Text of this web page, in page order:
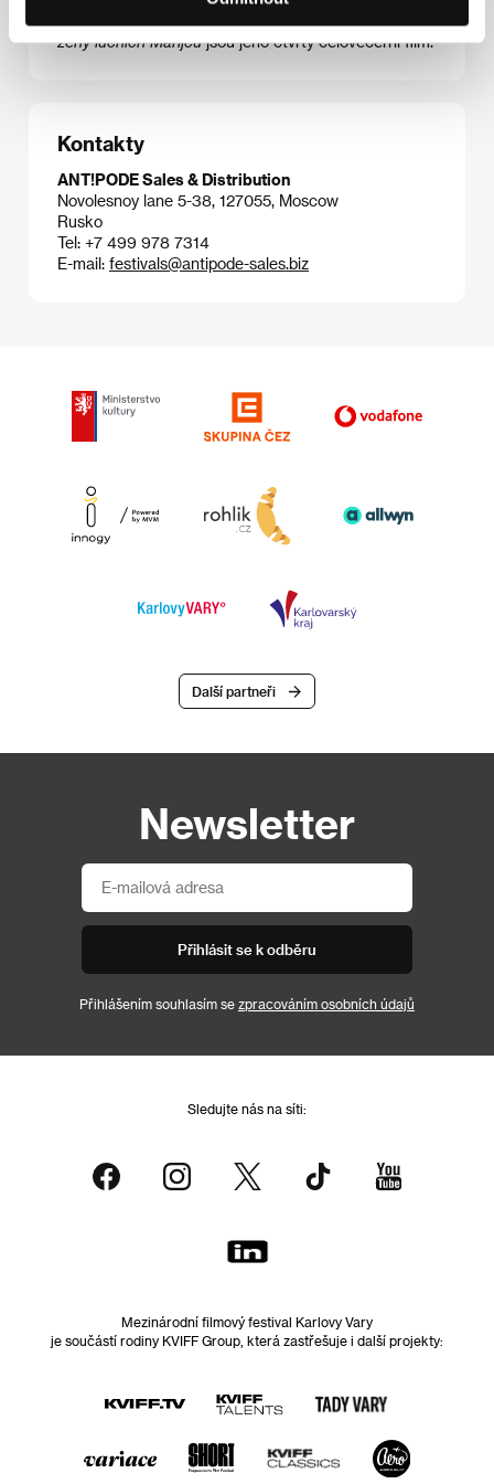
ženy lučních Marijcůjsou jeho čtvrtý celovečerní film.
Kontakty
ANT!PODE Sales & Distribution
Novolesnoy lane 5-38, 127055, Moscow
Rusko
Tel: +7 499 978 7314
E-mail: festivals@antipode-sales.biz
Další partneři
Newsletter
Přihlásit se k odběru
Přihlášením souhlasím se zpracováním osobních údajů
Sledujte nás na síti:
Mezinárodní filmový festival Karlovy Vary
je součástí rodiny KVIFF Group, která zastřešuje i další projekty: